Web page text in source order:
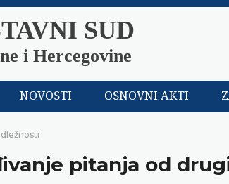
SUD
i Hercegovine
NOVOSTI OSNOVNI AKTI
pitanja od